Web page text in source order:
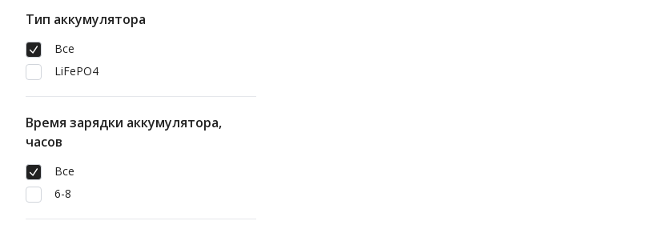
Тип аккумулятора
Все
LiFePO4
Время зарядки аккумулятора,
часов
Все
6-8